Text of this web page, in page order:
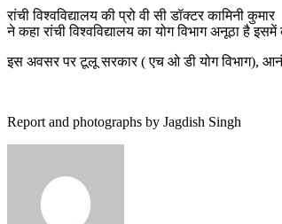
रांची विश्वविद्यालय की प्रो वी सी डॉक्टर कामिनी कुमार
ने कहा रांची विश्वविद्यालय का योग विभाग अनूठा है
इस अवसर पर टूलू सरकार ( एच ओ डी योग विभाग),
Report and photographs by Jagdish Singh